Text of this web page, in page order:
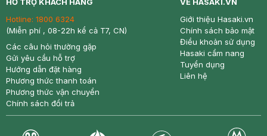
Hotline: 1800 6324
(Miễn phí , 08-22h kể cả T7, CN)
Các câu hỏi thường gặp
Gửi yêu cầu hỗ trợ
Hướng dẫn đặt hàng
Phương thức thanh toán
Phương thức vận chuyển
Chính sách đổi trả
Giới thiệu Hasaki.vn
Chính sách bảo mật
Điều khoản sử dụng
Hasaki cẩm nang
Tuyển dụng
Liên hệ